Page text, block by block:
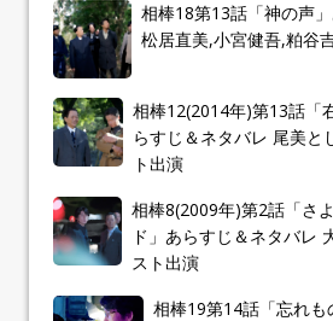
相棒18第13話「神の声
松居直美,小宮健吾,粕谷
相棒12(2014年)第13話「
らすじ＆ネタバレ 尾美と
ト出演
相棒8(2009年)第2話「さ
ド」あらすじ＆ネタバレ
スト出演
相棒19第14話「忘れも